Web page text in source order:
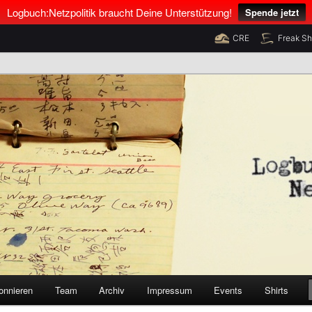
Logbuch:Netzpolitik braucht Deine Unterstützung! Spende jetzt
CRE Freak
Neumann und Tim Pritlove
Team Archiv Impressum Events Shirts